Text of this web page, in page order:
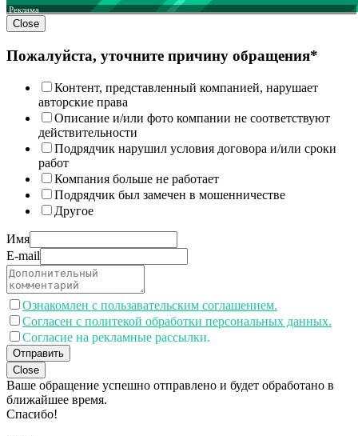
Реклама
Close
Пожалуйста, уточните причину обращения*
Контент, представленный компанией, нарушает
авторские права
Описание и/или фото компании не соответствуют
действительности
Подрядчик нарушил условия договора и/или сроки
работ
Компания больше не работает
Подрядчик был замечен в мошенничестве
Другое
Имя
E-mail
Ознакомлен с пользавательским соглашением.
Согласен с политекой обработки персональных данных.
Согласие на рекламные рассылки.
Отправить
Close
Ваше обращение успешно отправлено и будет обработано в
ближайшее время.
Спасибо!